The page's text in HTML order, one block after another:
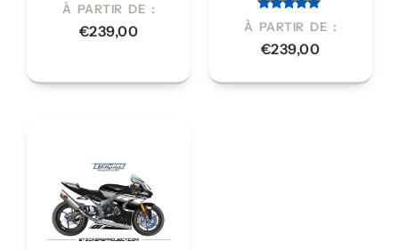
À PARTIR DE :
€239,00
Note
5.00
sur 5
À PARTIR DE :
€239,00